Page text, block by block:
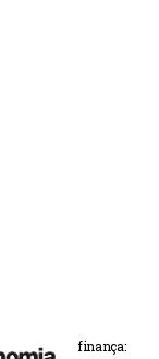
Promou i finança: